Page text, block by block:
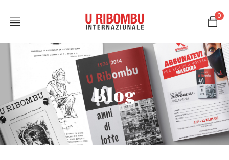
0
Blog